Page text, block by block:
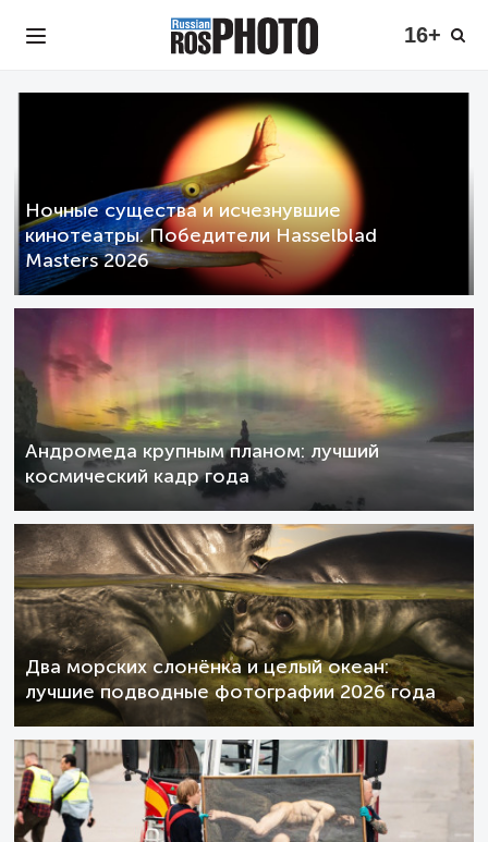
16+
Ночные существа и исчезнувшие
кинотеатры. Победители Hasselblad
Masters 2026
Андромеда крупным планом: лучший
космический кадр года
Два морских слонёнка и целый океан:
лучшие подводные фотографии 2026 года